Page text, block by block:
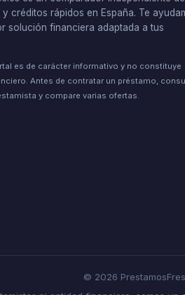
créditos rápidos en España. Te
solución financiera adaptada a tus
es de carácter informativo y no constituye
Antes de contratar un préstamo,
y compare varias ofertas.
© 2026